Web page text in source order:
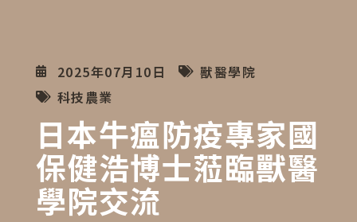
2025年07月10日
獸醫學院
科技農業
日本牛瘟防疫專家國
保健浩博士蒞臨獸醫
學院交流